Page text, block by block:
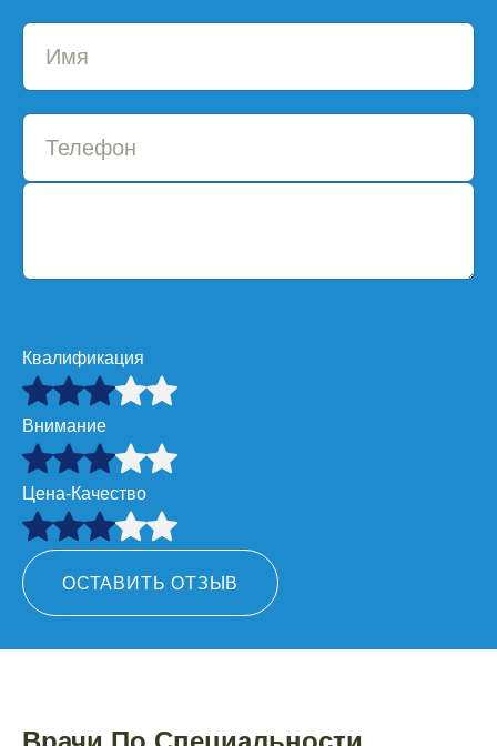
Квалификация
Внимание
Цена-Качество
ОСТАВИТЬ ОТЗЫВ